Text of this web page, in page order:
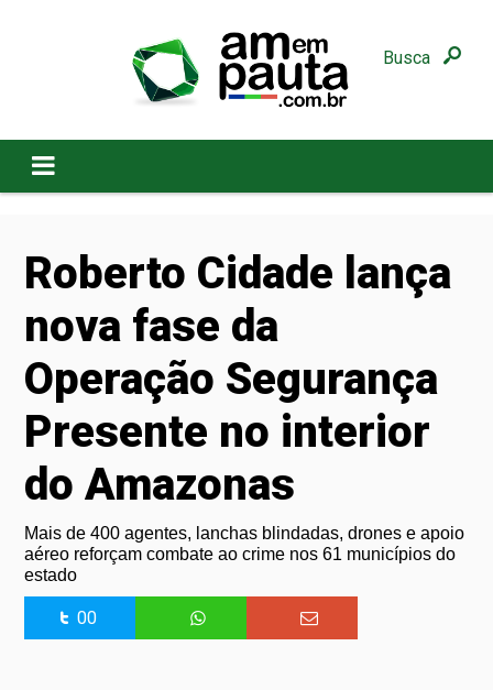
Busca
Roberto Cidade lança
nova fase da
Operação Segurança
Presente no interior
do Amazonas
Mais de 400 agentes, lanchas blindadas, drones e apoio
aéreo reforçam combate ao crime nos 61 municípios do
estado
00